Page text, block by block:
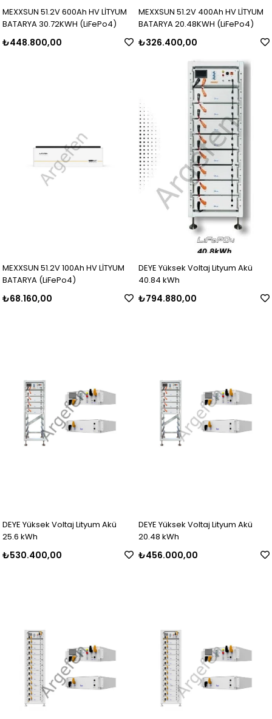
MEXXSUN 51.2V 600Ah HV LİTYUM
BATARYA 30.72KWH (LiFePo4)
₺448.800,00
MEXXSUN 51.2V 400Ah HV LİTYUM
BATARYA 20.48KWH (LiFePo4)
₺326.400,00
MEXXSUN 51.2V 100Ah HV LİTYUM
BATARYA (LiFePo4)
₺68.160,00
DEYE Yüksek Voltaj Lityum Akü
40.84 kWh
₺794.880,00
DEYE Yüksek Voltaj Lityum Akü
25.6 kWh
₺530.400,00
DEYE Yüksek Voltaj Lityum Akü
20.48 kWh
₺456.000,00